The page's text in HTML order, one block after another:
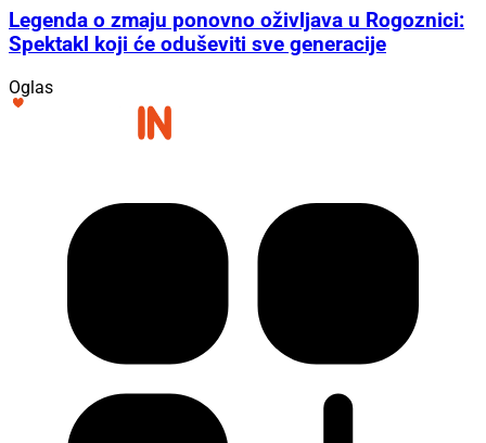
Legenda o zmaju ponovno oživljava u Rogoznici:
Spektakl koji će oduševiti sve generacije
Oglas